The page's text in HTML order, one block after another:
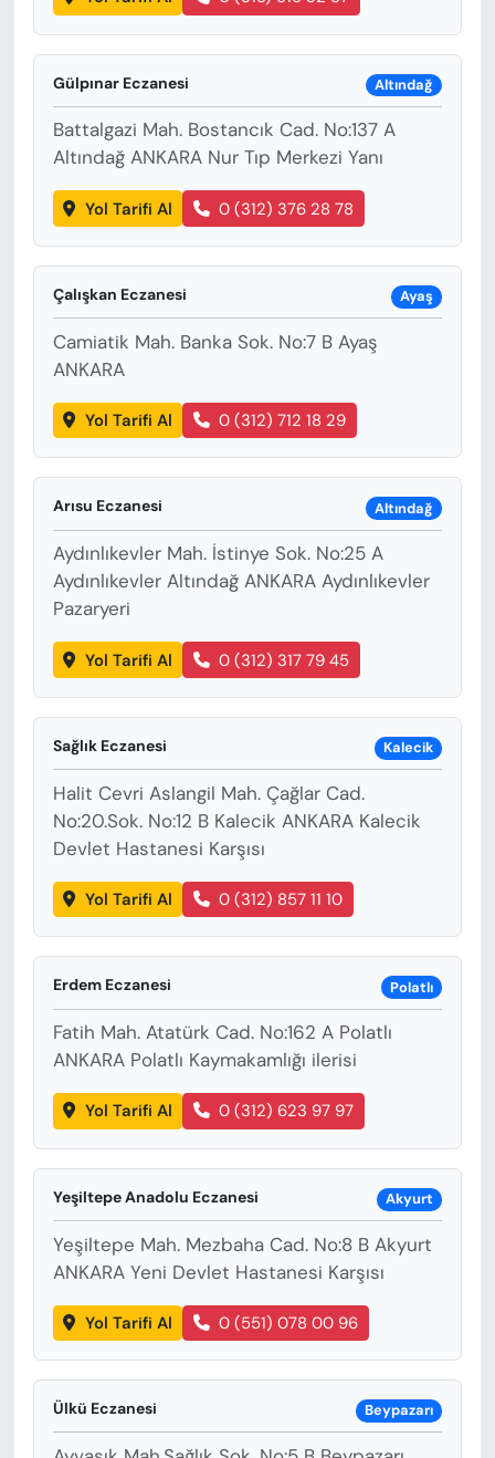
Gülpınar Eczanesi Altındağ
Battalgazi Mah. Bostancık Cad. No:137 A
Altındağ ANKARA Nur Tıp Merkezi Yanı
Yol Tarifi Al 0 (312) 376 28 78
Çalışkan Eczanesi Ayaş
Camiatik Mah. Banka Sok. No:7 B Ayaş
ANKARA
Yol Tarifi Al 0 (312) 712 18 29
Arısu Eczanesi Altındağ
Aydınlıkevler Mah. İstinye Sok. No:25 A
Aydınlıkevler Altındağ ANKARA Aydınlıkevler
Pazaryeri
Yol Tarifi Al 0 (312) 317 79 45
Sağlık Eczanesi Kalecik
Halit Cevri Aslangil Mah. Çağlar Cad.
No:20.Sok. No:12 B Kalecik ANKARA Kalecik
Devlet Hastanesi Karşısı
Yol Tarifi Al 0 (312) 857 11 10
Erdem Eczanesi Polatlı
Fatih Mah. Atatürk Cad. No:162 A Polatlı
ANKARA Polatlı Kaymakamlığı ilerisi
Yol Tarifi Al 0 (312) 623 97 97
Yeşiltepe Anadolu Eczanesi Akyurt
Yeşiltepe Mah. Mezbaha Cad. No:8 B Akyurt
ANKARA Yeni Devlet Hastanesi Karşısı
Yol Tarifi Al 0 (551) 078 00 96
Ülkü Eczanesi Beypazarı